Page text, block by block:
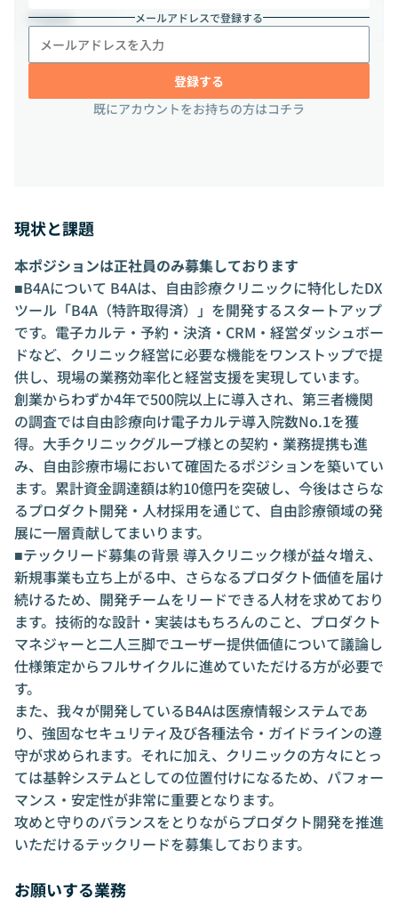
メールアドレスで登録する
登録する
既にアカウントをお持ちの方はコチラ
勤務地 -
現状と課題
本ポジションは正社員のみ募集しております
■B4Aについて B4Aは、自由診療クリニックに特化したDX
ツール「B4A（特許取得済）」を開発するスタートアップ
です。電子カルテ・予約・決済・CRM・経営ダッシュボー
ドなど、クリニック経営に必要な機能をワンストップで提
供し、現場の業務効率化と経営支援を実現しています。
創業からわずか4年で500院以上に導入され、第三者機関
の調査では自由診療向け電子カルテ導入院数No.1を獲
得。大手クリニックグループ様との契約・業務提携も進
み、自由診療市場において確固たるポジションを築いてい
ます。累計資金調達額は約10億円を突破し、今後はさらな
るプロダクト開発・人材採用を通じて、自由診療領域の発
展に一層貢献してまいります。
■テックリード募集の背景 導入クリニック様が益々増え、
新規事業も立ち上がる中、さらなるプロダクト価値を届け
続けるため、開発チームをリードできる人材を求めており
ます。技術的な設計・実装はもちろんのこと、プロダクト
マネジャーと二人三脚でユーザー提供価値について議論し
仕様策定からフルサイクルに進めていただける方が必要で
す。
また、我々が開発しているB4Aは医療情報システムであ
り、強固なセキュリティ及び各種法令・ガイドラインの遵
守が求められます。それに加え、クリニックの方々にとっ
ては基幹システムとしての位置付けになるため、パフォー
マンス・安定性が非常に重要となります。
攻めと守りのバランスをとりながらプロダクト開発を推進
いただけるテックリードを募集しております。
お願いする業務